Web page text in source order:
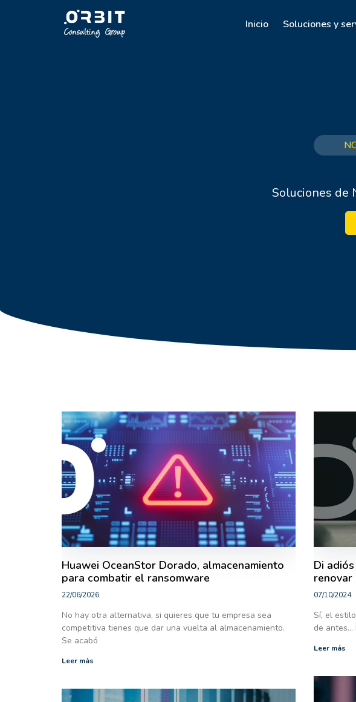
Inicio Soluciones y
Soluciones de
Huawei OceanStor Dorado, almacenamiento
para combatir el ransomware
22/06/2026
No hay otra alternativa, si quieres que tu empresa sea
competitiva tienes que dar una vuelta al almacenamiento.
Se acabó
Leer más
Di
renovar
07/10/2024
Sí, el
de antes…
Leer más